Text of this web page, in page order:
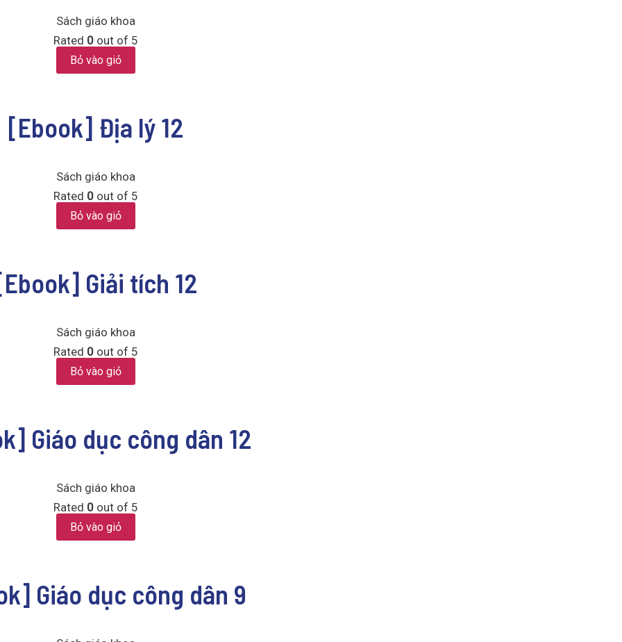
Sách giáo khoa
Rated 0 out of 5
Bỏ vào giỏ
[Ebook] Địa lý 12
Sách giáo khoa
Rated 0 out of 5
Bỏ vào giỏ
Giải tích 12
Sách giáo khoa
Rated 0 out of 5
Bỏ vào giỏ
Giáo dục công dân 12
Sách giáo khoa
Rated 0 out of 5
Bỏ vào giỏ
Giáo dục công dân 9